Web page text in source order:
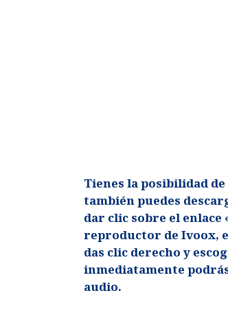
Tienes la posibilidad
también puedes
dar clic sobre el enlace
reproductor de Ivoox,
das clic derecho y
inmediatamente
audio.